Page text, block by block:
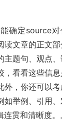
确定source
读文章的正文
主题句、观点
，看看这些信
外，你还可以
如举例、引用
贯和清晰度。